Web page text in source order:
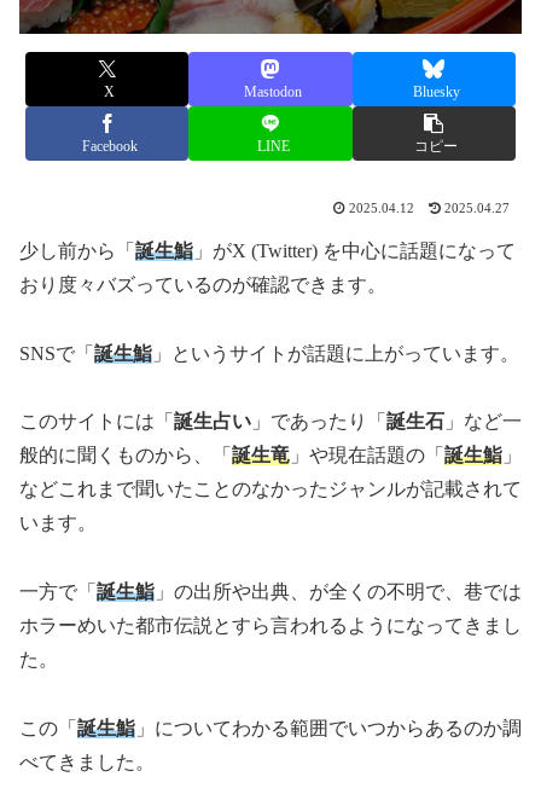
X Mastodon Bluesky
Facebook LINE コピー
2025.04.12 2025.04.27
少し前から「 誕生鮨 」がX (Twitter) を中心に話題になって
おり度々バズっているのが確認できます。
SNSで「 誕生鮨 」というサイトが話題に上がっています。
このサイトには「 誕生占い 」であったり「 誕生石 」など一
般的に聞くものから、「 誕生竜 」や現在話題の「 誕生鮨 」
などこれまで聞いたことのなかったジャンルが記載されて
います。
一方で「 誕生鮨 」の出所や出典、が全くの不明で、巷では
ホラーめいた都市伝説とすら言われるようになってきまし
た。
この「 誕生鮨 」についてわかる範囲でいつからあるのか調
べてきました。